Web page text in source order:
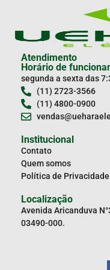
Atendimento
Horário de
segunda a sexta das
(11) 2723-3566
(11) 4800-0900
Institucional
Contato
Quem somos
Política de Privacidade
Localização
Avenida Aricanduva
03490-000.